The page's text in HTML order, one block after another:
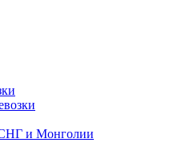
СНГ и Монголии